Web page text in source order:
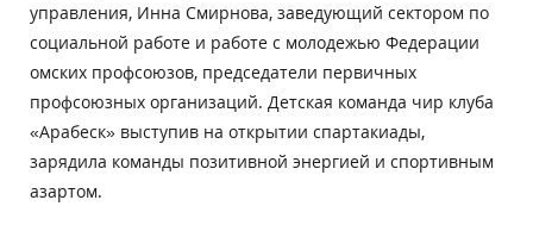
управления, Инна Смирнова, заведующий сектором по
социальной работе и работе с молодежью Федерации
омских профсоюзов, председатели первичных
профсоюзных организаций. Детская команда чир клуба
«Арабеск» выступив на открытии спартакиады,
зарядила команды позитивной энергией и спортивным
азартом.